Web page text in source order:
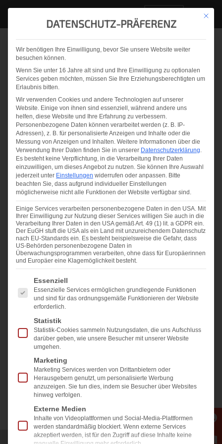
Zurück zur Übersicht
Osprey®25 –
Oberflächenqualität &
automatisierte
Inspektion
vonYouTube. Um auf den eigentlichen
Inhalt zuzugreifen, klicken Sie auf die
Schaltfläche unten. Bitte beachten Sie, dass
dabei Daten an Drittanbieter weitergegeben
werden.
Mehr Informationen
Inhalt entsperren
Erforderlichen Service akzeptieren
und Inhalte entsperren
2026.06.02
Eva-Maria Kleinlehner
Zurück zur Übersicht
Mit
DATENSCHUTZ-PRÄFERENZ
Wir benötigen Ihre Einwilligung, bevor Sie unsere Website weiter
besuchen können.
Wenn Sie unter 16 Jahre alt sind und Ihre Einwilligung zu optionalen
Services geben möchten, müssen Sie Ihre Erziehungsberechtigten um
Erlaubnis bitten.
Wir verwenden Cookies und andere Technologien auf unserer
Website. Einige von ihnen sind essenziell, während andere uns
helfen, diese Website und Ihre Erfahrung zu verbessern.
Personenbezogene Daten können verarbeitet werden (z. B. IP-
Adressen), z. B. für personalisierte Anzeigen und Inhalte oder die
Messung von Anzeigen und Inhalten. Weitere Informationen über die
Verwendung Ihrer Daten finden Sie in unserer Datenschutzerklärung.
Es besteht keine Verpflichtung, in die Verarbeitung Ihrer Daten
einzuwilligen, um dieses Angebot zu nutzen. Sie können Ihre Auswahl
jederzeit unter Einstellungen widerrufen oder anpassen. Bitte
beachten Sie, dass aufgrund individueller Einstellungen
möglicherweise nicht alle Funktionen der Website verfügbar sind.
Einige Services verarbeiten personenbezogene Daten in den USA. Mit
Ihrer Einwilligung zur Nutzung dieser Services willigen Sie auch in die
Verarbeitung Ihrer Daten in den USA gemäß Art. 49 (1) lit. a GDPR ein.
Der EuGH stuft die USA als ein Land mit unzureichendem Datenschutz
nach EU-Standards ein. Es besteht beispielsweise die Gefahr, dass
US-Behörden personenbezogene Daten in
Überwachungsprogrammen verarbeiten, ohne dass für Europäerinnen
und Europäer eine Klagemöglichkeit besteht.
Es folgt eine Liste der Service-Gruppen, für die eine
Essenziell
Essenzielle Services ermöglichen grundlegende Funktionen
und sind für das ordnungsgemäße Funktionieren der Website
erforderlich.
Statistik
Statistik-Cookies sammeln Nutzungsdaten, die uns Aufschluss
darüber geben, wie unsere Besucher mit unserer Website
umgehen.
Marketing
Marketing Services werden von Drittanbietern oder
Herausgebern genutzt, um personalisierte Werbung
anzuzeigen. Sie tun dies, indem sie Besucher über Websites
hinweg verfolgen.
Externe Medien
Inhalte von Videoplattformen und Social-Media-Plattformen
werden standardmäßig blockiert. Wenn externe Services
akzeptiert werden, ist für den Zugriff auf diese Inhalte keine